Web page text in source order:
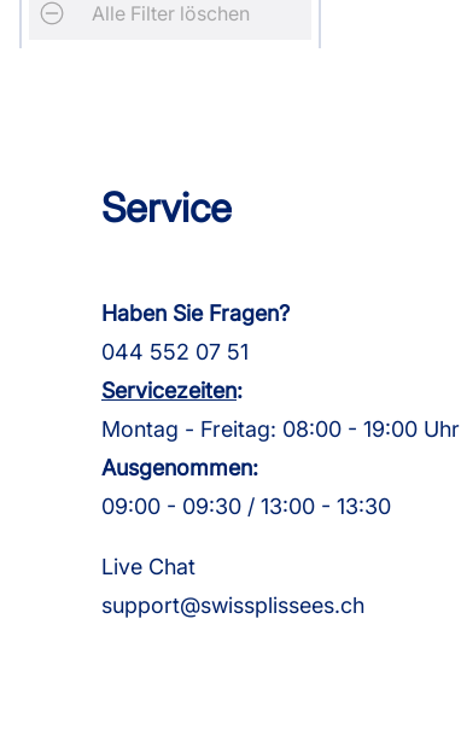
Alle Filter löschen
Service
Haben Sie Fragen?
044 552 07 51
Servicezeiten:
Montag - Freitag: 08:00 - 19:00 Uhr
Ausgenommen:
09:00 - 09:30 / 13:00 - 13:30
Live Chat
support@swissplissees.ch